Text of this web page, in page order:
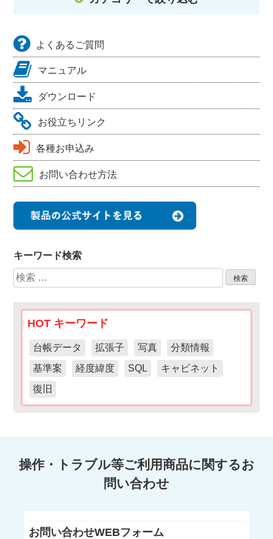
よくあるご質問
マニュアル
ダウンロード
お役立ちリンク
各種お申込み
お問い合わせ方法
キーワード検索
検
索:
HOT キーワード
台帳データ 拡張子 写真
分類情報
基準案
経度緯度 SQL
キャビネット
復旧
操作・トラブル等ご利用商品に関するお
問い合わせ
お問い合わせWEBフォーム